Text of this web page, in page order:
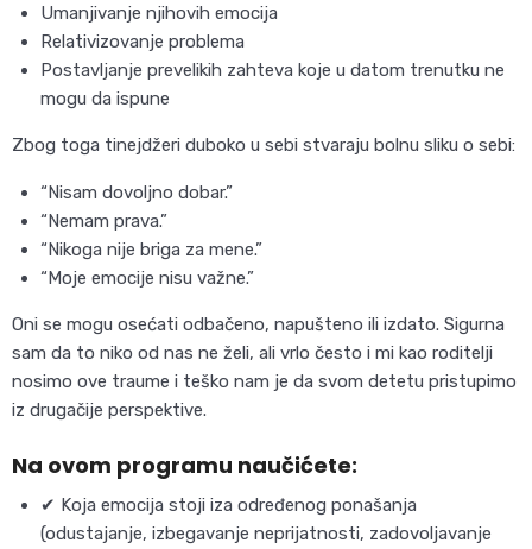
Umanjivanje njihovih emocija
Relativizovanje problema
Postavljanje prevelikih zahteva koje u datom trenutku ne
mogu da ispune
Zbog toga tinejdžeri duboko u sebi stvaraju bolnu sliku o sebi:
“Nisam dovoljno dobar.”
“Nemam prava.”
“Nikoga nije briga za mene.”
“Moje emocije nisu važne.”
Oni se mogu osećati odbačeno, napušteno ili izdato. Sigurna
sam da to niko od nas ne želi, ali vrlo često i mi kao roditelji
nosimo ove traume i teško nam je da svom detetu pristupimo
iz drugačije perspektive.
Na ovom programu naučićete:
✔ Koja emocija stoji iza određenog ponašanja
(odustajanje, izbegavanje neprijatnosti, zadovoljavanje